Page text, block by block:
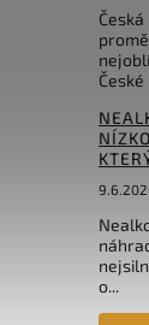
České
o...